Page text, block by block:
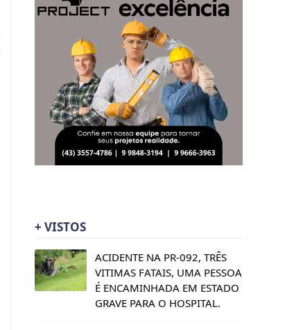
+ VISTOS
ACIDENTE NA PR-092, TRÊS
VITIMAS FATAIS, UMA PESSOA
É ENCAMINHADA EM ESTADO
GRAVE PARA O HOSPITAL.